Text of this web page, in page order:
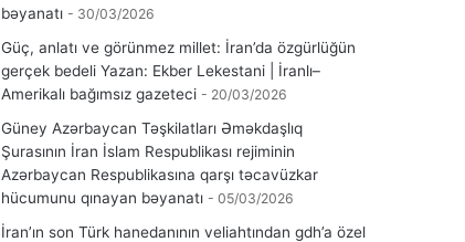
bəyanatı
30/03/2026
Güç, anlatı ve görünmez millet: İran’da özgürlüğün
gerçek bedeli Yazan: Ekber Lekestani | İranlı–
Amerikalı bağımsız gazeteci
20/03/2026
Güney Azərbaycan Təşkilatları Əməkdaşlıq
Şurasının İran İslam Respublikası rejiminin
Azərbaycan Respublikasına qarşı təcavüzkar
hücumunu qınayan bəyanatı
05/03/2026
İran’ın son Türk hanedanının veliahtından gdh’a özel